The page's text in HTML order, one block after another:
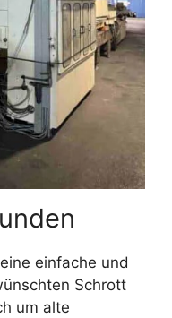
einfache und
Schrott
um alte